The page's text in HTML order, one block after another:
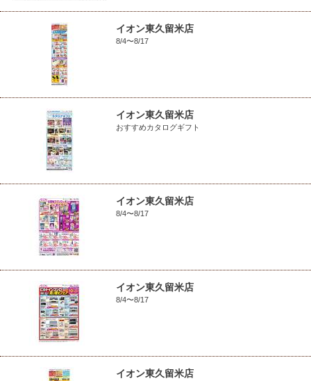
イオン東久留米店
8/4〜8/17
イオン東久留米店
おすすめカタログギフト
イオン東久留米店
8/4〜8/17
イオン東久留米店
8/4〜8/17
イオン東久留米店